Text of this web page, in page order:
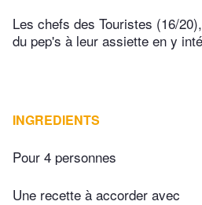
Les chefs des Touristes (16/
du pep's à leur assiette en y
INGREDIENTS
Pour 4 personnes
Une recette à accorder avec